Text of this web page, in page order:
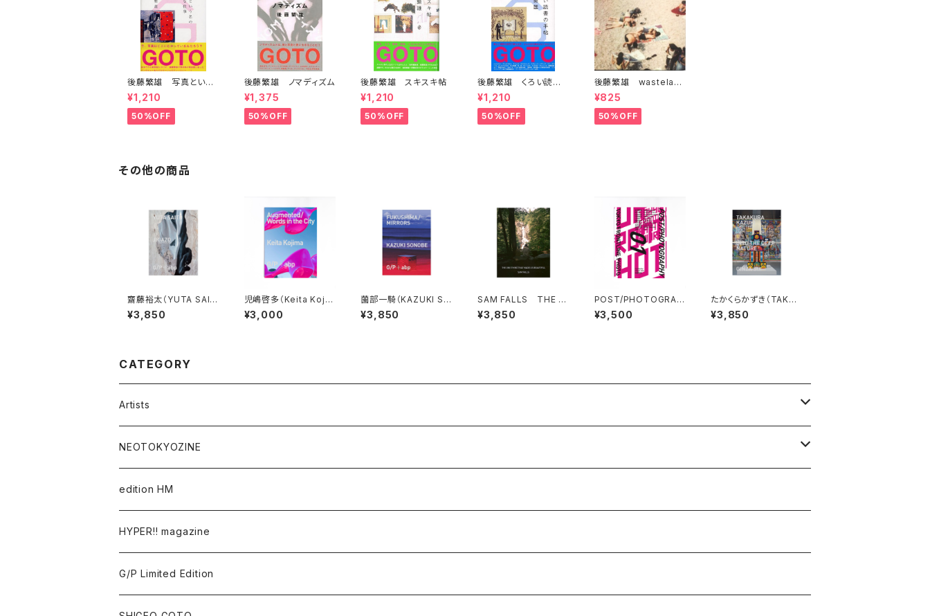
後藤繁雄 写真という
名の幸福な仕事
¥1,210
50%OFF
後藤繁雄 ノマディズム
¥1,375
50%OFF
後藤繁雄 スキスキ帖
¥1,210
50%OFF
後藤繁雄 くろい読書
の手帖
¥1,210
50%OFF
後藤繁雄 wasteland
guide
¥825
50%OFF
その他の商品
齋藤裕太（YUTA SAIT
O）JIGAZO
¥3,850
児嶋啓多（Keita Koji
ma）Augmented/Wo
rds in the City
¥3,000
薗部一騎（KAZUKI SO
NOBE）FUKUSHIMA/
MIRRORS
¥3,850
SAM FALLS THE O
NE THING THAT MA
DE US BEAUTIFUL
¥3,850
POST/PHOTOGRAP
HY
¥3,500
たかくらかずき（TAKAK
URAKAZUKI）INTO T
HE DEEP NATURE
¥3,850
CATEGORY
Artists
Takaaki Akashi
Kenta Cobayashi
Tomoo Gokita
Yutaka Hashimura
NEOTOKYOZINE
BROKEN MIRRORS
TOKYO FRONTLINE PHOTO AWARD
edition HM
HYPER!! magazine
G/P Limited Edition